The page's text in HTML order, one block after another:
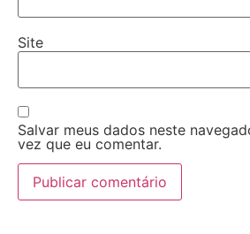
Site
Salvar meus dados neste
vez que eu comentar.